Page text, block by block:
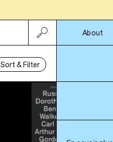
About
Sort & Filter